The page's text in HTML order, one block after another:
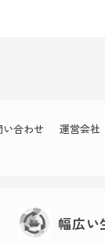
い合わせ 運営会社
幅広い